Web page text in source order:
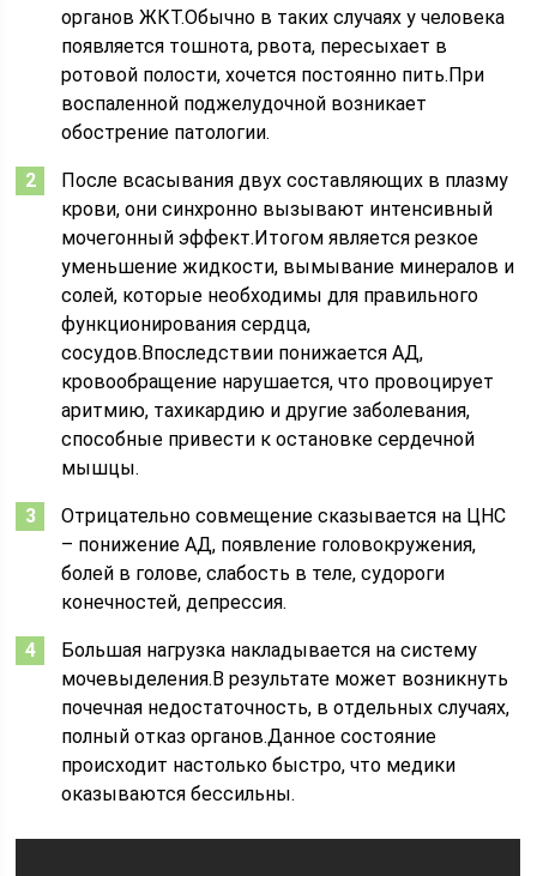
органов ЖКТ.Обычно в таких случаях у человека
появляется тошнота, рвота, пересыхает в
ротовой полости, хочется постоянно пить.При
воспаленной поджелудочной возникает
обострение патологии.
После всасывания двух составляющих в плазму
крови, они синхронно вызывают интенсивный
мочегонный эффект.Итогом является резкое
уменьшение жидкости, вымывание минералов и
солей, которые необходимы для правильного
функционирования сердца,
сосудов.Впоследствии понижается АД,
кровообращение нарушается, что провоцирует
аритмию, тахикардию и другие заболевания,
способные привести к остановке сердечной
мышцы.
Отрицательно совмещение сказывается на ЦНС
– понижение АД, появление головокружения,
болей в голове, слабость в теле, судороги
конечностей, депрессия.
Большая нагрузка накладывается на систему
мочевыделения.В результате может возникнуть
почечная недостаточность, в отдельных случаях,
полный отказ органов.Данное состояние
происходит настолько быстро, что медики
оказываются бессильны.